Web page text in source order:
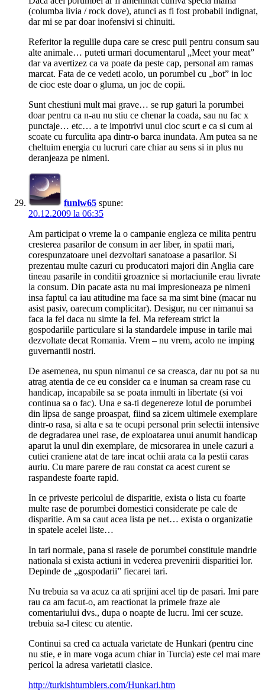
(columba livia / rock dove), atunci as fi fost probabil indignat,
dar mi se par doar inofensivi si chinuiti.
Referitor la regulile dupa care se cresc puii pentru consum sau
alte animale… puteti urmari documentarul „Meet your meat”
dar va avertizez ca va poate da peste cap, personal am ramas
marcat. Fata de ce vedeti acolo, un porumbel cu „bot” in loc
de cioc este doar o gluma, un joc de copii.
Sunt chestiuni mult mai grave… se rup gaturi la porumbei
doar pentru ca n-au nu stiu ce chenar la coada, sau nu fac x
punctaje… etc… a te impotrivi unui cioc scurt e ca si cum ai
scoate cu furculita apa dintr-o barca inundata. Am putea sa ne
cheltuim energia cu lucruri care chiar au sens si in plus nu
deranjeaza pe nimeni.
funlw65 spune:
20.12.2009 la 06:35
Am participat o vreme la o campanie engleza ce milita pentru
cresterea pasarilor de consum in aer liber, in spatii mari,
corespunzatoare unei dezvoltari sanatoase a pasarilor. Si
prezentau multe cazuri cu producatori majori din Anglia care
tineau pasarile in conditii groaznice si mortaciunile erau livrate
la consum. Din pacate asta nu mai impresioneaza pe nimeni
insa faptul ca iau atitudine ma face sa ma simt bine (macar nu
asist pasiv, oarecum complicitar). Desigur, nu cer nimanui sa
faca la fel daca nu simte la fel. Ma refeream strict la
gospodariile particulare si la standardele impuse in tarile mai
dezvoltate decat Romania. Vrem – nu vrem, acolo ne imping
guvernantii nostri.
De asemenea, nu spun nimanui ce sa creasca, dar nu pot sa nu
atrag atentia de ce eu consider ca e inuman sa cream rase cu
handicap, incapabile sa se poata inmulti in libertate (si voi
continua sa o fac). Una e sa-ti degenereze lotul de porumbei
din lipsa de sange proaspat, fiind sa zicem ultimele exemplare
dintr-o rasa, si alta e sa te ocupi personal prin selectii intensive
de degradarea unei rase, de exploatarea unui anumit handicap
aparut la unul din exemplare, de micsorarea in unele cazuri a
cutiei craniene atat de tare incat ochii arata ca la pestii caras
auriu. Cu mare parere de rau constat ca acest curent se
raspandeste foarte rapid.
In ce priveste pericolul de disparitie, exista o lista cu foarte
multe rase de porumbei domestici considerate pe cale de
disparitie. Am sa caut acea lista pe net… exista o organizatie
in spatele acelei liste…
In tari normale, pana si rasele de porumbei constituie mandrie
nationala si exista actiuni in vederea prevenirii disparitiei lor.
Depinde de „gospodarii” fiecarei tari.
Nu trebuia sa va acuz ca ati sprijini acel tip de pasari. Imi pare
rau ca am facut-o, am reactionat la primele fraze ale
comentariului dvs., dupa o noapte de lucru. Imi cer scuze.
trebuia sa-l citesc cu atentie.
Continui sa cred ca actuala varietate de Hunkari (pentru cine
nu stie, e in mare voga acum chiar in Turcia) este cel mai mare
pericol la adresa varietatii clasice.
http://turkishtumblers.com/Hunkari.htm